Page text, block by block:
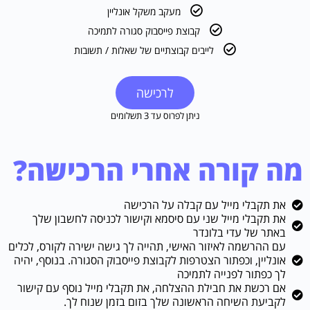
מעקב משקל אונליין
קבוצת פייסבוק סגורה לתמיכה
לייבים קבוצתיים של שאלות / תשובות
לרכישה
ניתן לפרוס עד 3 תשלומים
מה קורה אחרי הרכישה?
את תקבלי מייל עם קבלה על הרכישה
את תקבלי מייל שני עם סיסמא וקישור לכניסה לחשבון שלך
באתר של עדי בלונדר
עם ההרשמה לאיזור האישי, תהייה לך גישה ישירה לקורס, לכלים
אונליין, וכפתור הצטרפות לקבוצת פייסבוק הסגורה. בנוסף, יהיה
לך כפתור לפנייה לתמיכה
אם רכשת את חבילת ההצלחה, את תקבלי מייל נוסף עם קישור
לקביעת השיחה הראשונה שלך בזום בזמן שנוח לך.